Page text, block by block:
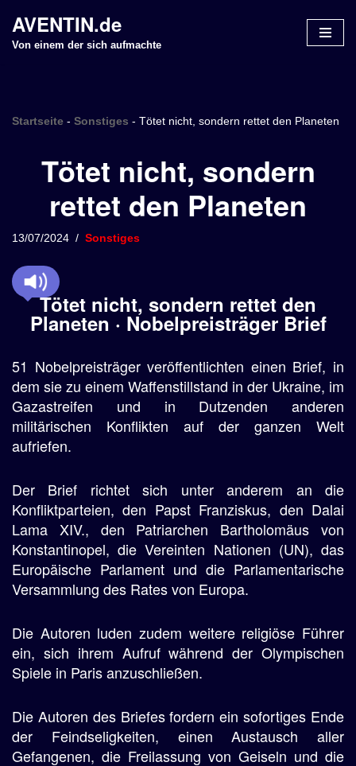
Z
n
p
i
n
AVENTIN.de
Von einem der sich aufmachte
Startseite - Sonstiges - Tötet nicht, sondern rettet den Planeten
Tötet nicht, sondern
rettet den Planeten
13/07/2024 Sonstiges
Tötet nicht, sondern rettet den
Planeten · Nobelpreisträger Brief
51 Nobelpreisträger veröffentlichten einen Brief, in
dem sie zu einem Waffenstillstand in der Ukraine, im
Gazastreifen und in Dutzenden anderen
militärischen Konflikten auf der ganzen Welt
aufriefen.
Der Brief richtet sich unter anderem an die
Konfliktparteien, den Papst Franziskus, den Dalai
Lama XIV., den Patriarchen Bartholomäus von
Konstantinopel, die Vereinten Nationen (UN), das
Europäische Parlament und die Parlamentarische
Versammlung des Rates von Europa.
Die Autoren luden zudem weitere religiöse Führer
ein, sich ihrem Aufruf während der Olympischen
Spiele in Paris anzuschließen.
Die Autoren des Briefes fordern ein sofortiges Ende
der Feindseligkeiten, einen Austausch aller
Gefangenen, die Freilassung von Geiseln und die